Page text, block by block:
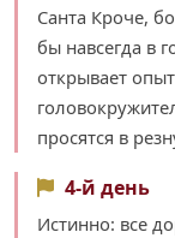
Санта Кроче,
бы навсегда в
открывает
просятся в
4-й день
Истинно: все